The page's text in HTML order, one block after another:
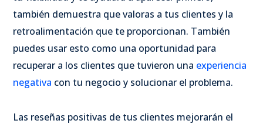
también demuestra que valoras a tus clientes y la
retroalimentación que te proporcionan. También
puedes usar esto como una oportunidad para
recuperar a los clientes que tuvieron una experiencia
negativa con tu negocio y solucionar el problema.
Las reseñas positivas de tus clientes mejorarán el